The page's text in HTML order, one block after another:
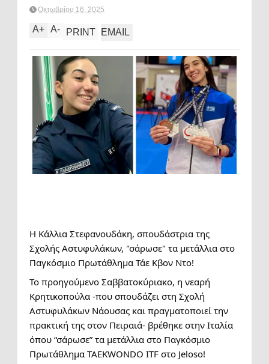
Οκτωβρίου 16, 2025
A+ A- PRINT EMAIL
Η Κάλλια Στεφανουδάκη, σπουδάστρια της
Σχολής Αστυφυλάκων, "σάρωσε" τα μετάλλια στο
Παγκόσμιο Πρωτάθλημα Τάε Κβον Ντο!
Το προηγούμενο Σαββατοκύριακο, η νεαρή
Κρητικοπούλα -που σπουδάζει στη Σχολή
Αστυφυλάκων Νάουσας και πραγματοποιεί την
πρακτική της στον Πειραιά- βρέθηκε στην Ιταλία
όπου “σάρωσε” τα μετάλλια στο Παγκόσμιο
Πρωτάθλημα TAEKWONDO ITF στο Jeloso!